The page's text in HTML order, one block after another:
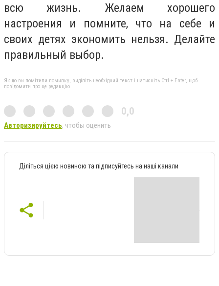
всю жизнь. Желаем хорошего
настроения и помните, что на себе и
своих детях экономить нельзя. Делайте
правильный выбор.
Якщо ви помітили помилку, виділіть необхідний текст і натисніть Ctrl + Enter, щоб
повідомити про це редакцію
0,0
Авторизируйтесь, чтобы оценить
Діліться цією новиною та підписуйтесь на наші канали